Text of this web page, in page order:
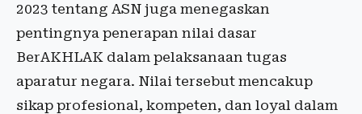
2023 tentang ASN juga menegaskan
pentingnya penerapan nilai dasar
BerAKHLAK dalam pelaksanaan tugas
aparatur negara. Nilai tersebut mencakup
sikap profesional, kompeten, dan loyal dalam